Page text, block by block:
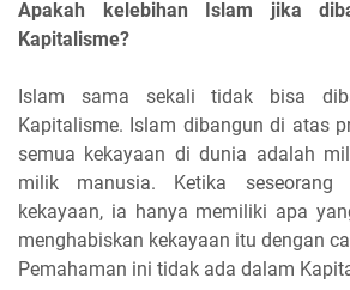
Apakah kelebihan Islam jika
Kapitalisme?
Islam sama sekali tidak bisa
Kapitalisme. Islam dibangun di atas
semua kekayaan di dunia adalah
milik manusia. Ketika seseorang
kekayaan, ia hanya memiliki apa
menghabiskan kekayaan itu dengan
Pemahaman ini tidak ada dalam